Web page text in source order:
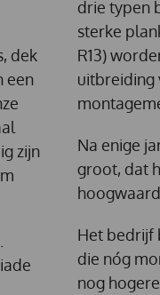
dek
een
zijn
drie typen
sterke
R13)
uitbreiding
Na enige
groot, dat
Het bedrijf
die nóg
nog